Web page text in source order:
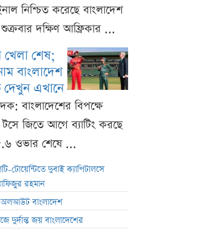
নিশ্চিত করেছে বাংলাদেশ
দক্ষিণ আফ্রিকার ...
শেষ;
বাংলাদেশ
দেখুন এখানে
বাংলাদেশের বিপক্ষে
টসে জিতে আগে ব্যাটিং করছে
ওভার শেষে ...
টোয়েন্টিতে দুবাই ক্যাপিটালসে
রহমান
অলআউট বাংলাদেশ
দুর্দান্ত জয় বাংলাদেশের